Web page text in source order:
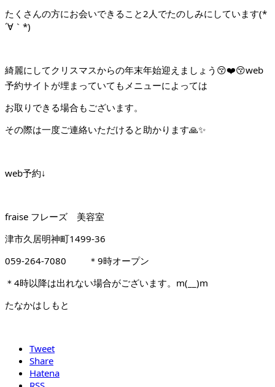
たくさんの方にお会いできること2人でたのしみにしています(*
´∀｀*)
綺麗にしてクリスマスからの年末年始迎えましょう😚❤️😚web
予約サイトが埋まっていてもメニューによっては
お取りできる場合もございます。
その際は一度ご連絡いただけると助かります🙏✨
web予約↓
fraise フレーズ 美容室
津市久居明神町1499-36
059-264-7080 ＊9時オープン
＊4時以降は出れない場合がございます。m(__)m
たなかはしもと
Tweet
Share
Hatena